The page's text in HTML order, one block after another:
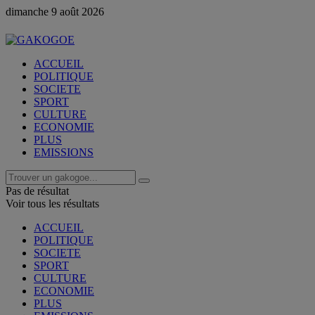
dimanche 9 août 2026
ACCUEIL
POLITIQUE
SOCIETE
SPORT
CULTURE
ECONOMIE
PLUS
EMISSIONS
Pas de résultat
Voir tous les résultats
ACCUEIL
POLITIQUE
SOCIETE
SPORT
CULTURE
ECONOMIE
PLUS